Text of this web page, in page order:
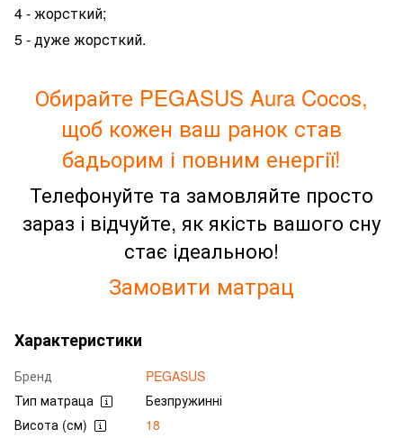
4 - жорсткий;
5 - дуже жорсткий.
Обирайте PEGASUS Aura Cocos,
щоб кожен ваш ранок став
бадьорим і повним енергії!
Телефонуйте та замовляйте просто
зараз і відчуйте, як якість вашого сну
стає ідеальною!
Замовити матрац
Характеристики
Бренд
PEGASUS
Тип матраца
Безпружинні
Висота (см)
18